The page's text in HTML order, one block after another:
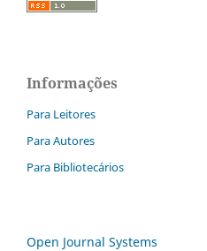
Informações
Para Leitores
Para Autores
Para Bibliotecários
Open Journal Systems